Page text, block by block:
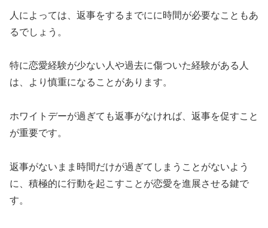
人によっては、返事をするまでにに時間が必要なこともあ
るでしょう。
特に恋愛経験が少ない人や過去に傷ついた経験がある人
は、より慎重になることがあります。
ホワイトデーが過ぎても返事がなければ、返事を促すこと
が重要です。
返事がないまま時間だけが過ぎてしまうことがないよう
に、積極的に行動を起こすことが恋愛を進展させる鍵で
す。